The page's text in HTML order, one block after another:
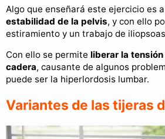
Algo que enseñará este ejercicio es
estabilidad de la pelvis, y con ello
estiramiento y un trabajo de
Con ello se permite liberar la
cadera, causante de algunos
puede ser la hiperlordosis lumbar.
Variantes de las tijeras